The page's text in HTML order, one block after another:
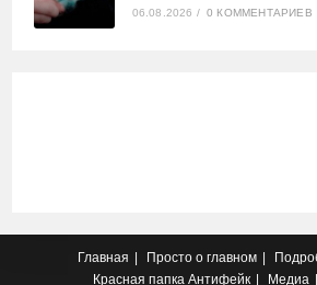
06.08.2026 / 0 КОММЕНТАРИЕВ
Главная Просто о главном
Красная папка Антифейк Медиа